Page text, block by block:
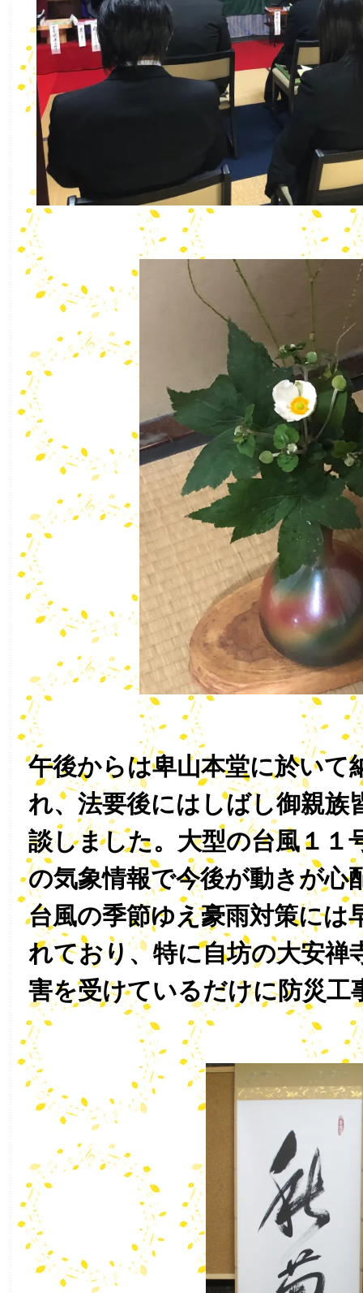
午後からは卑山本堂に於いて
れ、法要後にはしばし御親族
談しました。大型の台風１１
の気象情報で今後が動きが心
台風の季節ゆえ豪雨対策には
れており、特に自坊の大安禅
害を受けているだけに防災工